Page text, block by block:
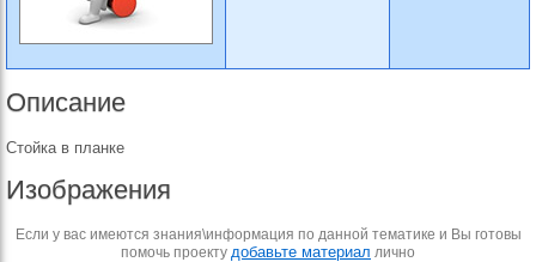
Описание
Стойка в планке
Изображения
Если у вас имеются знания\информация по данной тематике и Вы готовы
помочь проекту добавьте материал лично